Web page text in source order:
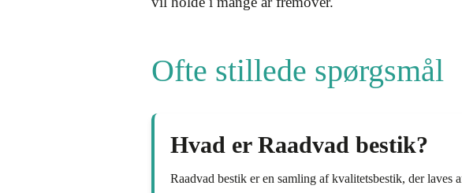
Ofte stillede spørgsmål
Hvad er Raadvad bestik?
Raadvad bestik er en samling af kvalitetsbestik, der laves